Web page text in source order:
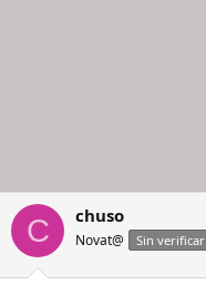
C chuso
Novat@ Sin verificar